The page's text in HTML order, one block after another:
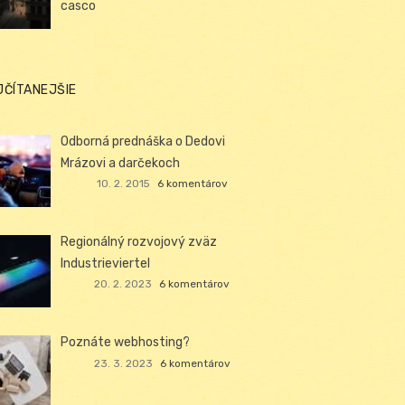
casco
Odborná prednáška o Dedovi
Mrázovi a darčekoch
10. 2. 2015 6 komentárov
Regionálný rozvojový zväz
Industrieviertel
20. 2. 2023 6 komentárov
Poznáte webhosting?
23. 3. 2023 6 komentárov